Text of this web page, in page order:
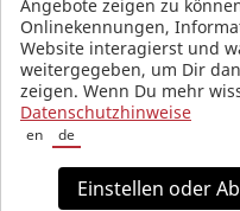
Angebote zeigen zu
Onlinekennungen,
Website interagierst und
weitergegeben, um Dir
zeigen. Wenn Du mehr
Datenschutzhinweise
en de
Einstellen oder